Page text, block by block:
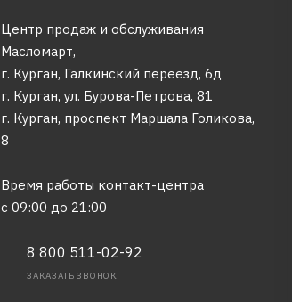
Центр продаж и обслуживания
Масломарт,
г. Курган, Галкинский переезд, 6д
г. Курган, ул. Бурова-Петрова, 81
г. Курган, проспект Маршала Голикова,
8
Время работы контакт-центра
с 09:00 до 21:00
8 800 511-02-92
ЗАКАЗАТЬ ЗВОНОК